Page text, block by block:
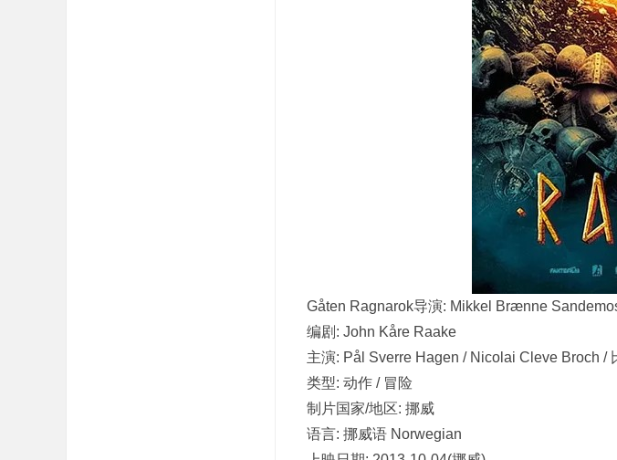
Gåten Ragnarok导演: Mikkel Brænne
编剧: John Kåre Raake
主演: Pål Sverre Hagen / Nicolai Cleve Broch /
类型: 动作 / 冒险
制片国家/地区: 挪威
语言: 挪威语 Norwegian